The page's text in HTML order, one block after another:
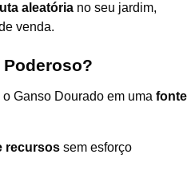
aleatória no seu jardim,
venda.
Poderoso?
Ganso Dourado em uma fonte
recursos sem esforço